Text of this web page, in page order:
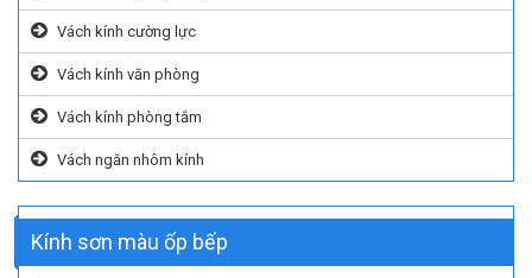
Vách kính cường lực
Vách kính văn phòng
Vách kính phòng tắm
Vách ngăn nhôm kính
Kính sơn màu ốp bếp